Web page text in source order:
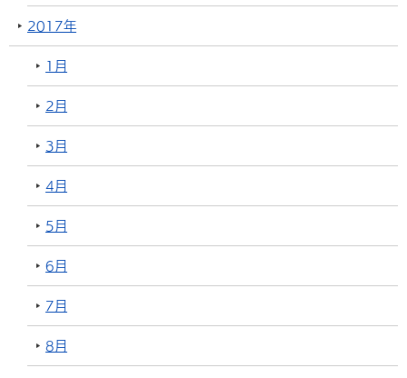
2017年
1月
2月
3月
4月
5月
6月
7月
8月